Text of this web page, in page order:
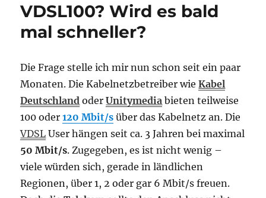
Kundencenter
VDSL100? Wird es bald
mal schneller?
Die Frage stelle ich mir nun schon seit ein paar
Monaten. Die Kabelnetzbetreiber wieKabel
Deutschland oderUnitymedia bieten teilweise
100 oder120 Mbit/s über das Kabelnetz an. Die
VDSL User hängen seit ca. 3 Jahren bei maximal
50 Mbit/s. Zugegeben, es ist nicht wenig –
viele würden sich, gerade in ländlichen
Regionen, über 1, 2 oder gar 6 Mbit/s freuen.